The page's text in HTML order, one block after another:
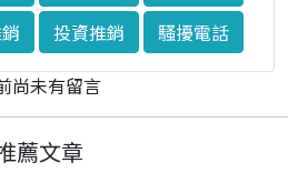
投資推銷
騷擾電話
尚未有留言
薦文章